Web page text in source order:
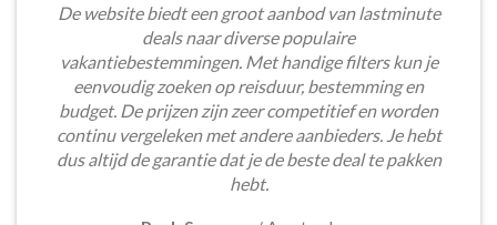
De website biedt een groot aanbod van lastminute
deals naar diverse populaire
vakantiebestemmingen. Met handige filters kun je
eenvoudig zoeken op reisduur, bestemming en
budget. De prijzen zijn zeer competitief en worden
continu vergeleken met andere aanbieders. Je hebt
dus altijd de garantie dat je de beste deal te pakken
hebt.